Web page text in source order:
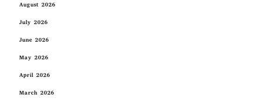
August 2026
July 2026
June 2026
May 2026
April 2026
March 2026